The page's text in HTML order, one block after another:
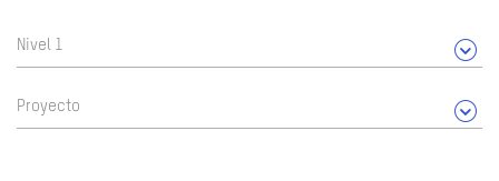
Nivel 1
Proyecto